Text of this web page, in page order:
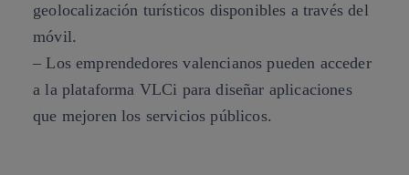
geolocalización turísticos disponibles a través del
móvil.
– Los emprendedores valencianos pueden acceder
a la plataforma VLCi para diseñar aplicaciones
que mejoren los servicios públicos.